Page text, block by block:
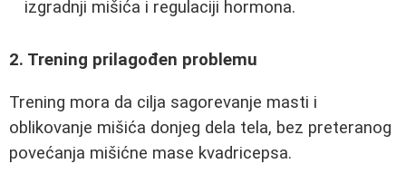
izgradnji mišića i regulaciji hormona.
2. Trening prilagođen problemu
Trening mora da cilja sagorevanje masti i
oblikovanje mišića donjeg dela tela, bez preteranog
povećanja mišićne mase kvadricepsa.